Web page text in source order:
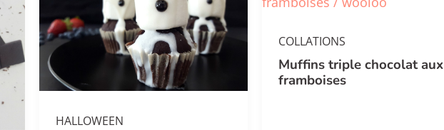
HALLOWEEN
COLLATIONS
Muffins triple chocolat aux
framboises